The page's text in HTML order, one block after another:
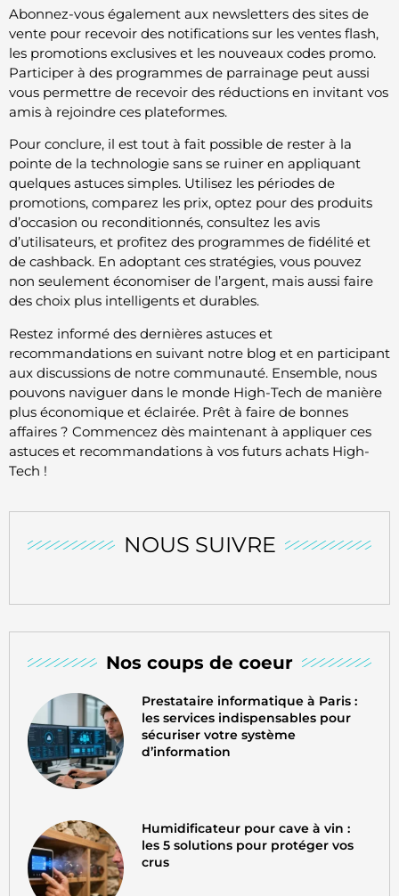
NOUS SUIVRE
Nos coups de coeur
Prestataire informatique à Paris :
les services indispensables pour
sécuriser votre système
d’information
Humidificateur pour cave à vin :
les 5 solutions pour protéger vos
crus
Abonnez-vous également aux newsletters des sites de
vente pour recevoir des notifications sur les ventes flash,
les promotions exclusives et les nouveaux codes promo.
Participer à des programmes de parrainage peut aussi
vous permettre de recevoir des réductions en invitant vos
amis à rejoindre ces plateformes.
Pour conclure, il est tout à fait possible de rester à la
pointe de la technologie sans se ruiner en appliquant
quelques astuces simples. Utilisez les périodes de
promotions, comparez les prix, optez pour des produits
d’occasion ou reconditionnés, consultez les avis
d’utilisateurs, et profitez des programmes de fidélité et
de cashback. En adoptant ces stratégies, vous pouvez
non seulement économiser de l’argent, mais aussi faire
des choix plus intelligents et durables.
Restez informé des dernières astuces et
recommandations en suivant notre blog et en participant
aux discussions de notre communauté. Ensemble, nous
pouvons naviguer dans le monde High-Tech de manière
plus économique et éclairée. Prêt à faire de bonnes
affaires ? Commencez dès maintenant à appliquer ces
astuces et recommandations à vos futurs achats High-
Tech !